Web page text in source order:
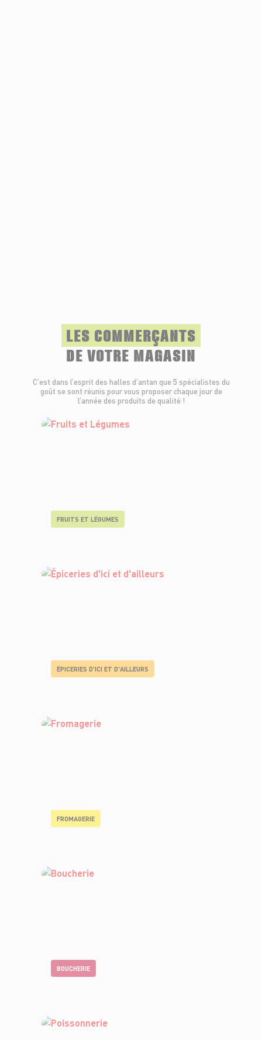
LES COMMERÇANTS
DE VOTRE MAGASIN
C’est dans l’esprit des halles d’antan que 5 spécialistes du
goût se sont réunis pour vous proposer chaque jour de
l’année des produits de qualité !
FRUITS ET LÉGUMES
ÉPICERIES D'ICI ET D'AILLEURS
FROMAGERIE
BOUCHERIE